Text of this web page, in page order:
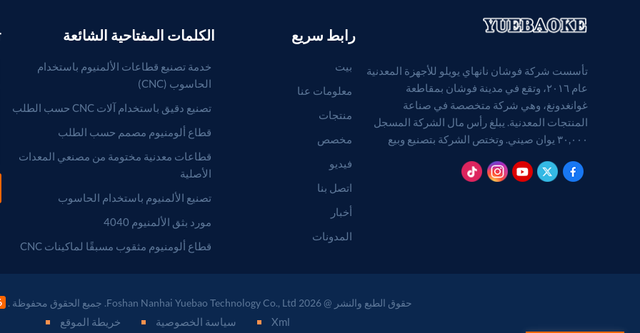
تأسست شركة فوشان نانهاي يويلو للأجهزة المعدنية
عام ٢٠١٦، وتقع في مدينة فوشان بمقاطعة
غوانغدونغ، وهي شركة متخصصة في صناعة
المنتجات المعدنية. يبلغ رأس مال الشركة المسجل
٣٠,٠٠٠ يوان صيني. وتختص الشركة بتصنيع وبيع
موافقة قانونية، لا يجوز ممارسة الأنشطة التجارية إلا
رابط سريع
بيت
معلومات عنا
منتجات
مخصص
فيديو
اتصل بنا
أخبار
المدونات
الكلمات المفتاحية الشائعة
خدمة تصنيع قطاعات الألمنيوم باستخدام
الحاسوب (CNC)
تصنيع دقيق باستخدام آلات CNC حسب الطلب
قطاع ألومنيوم مصمم حسب الطلب
قطاعات معدنية مختومة من مصنعي المعدات
الأصلية
تصنيع الألمنيوم باستخدام الحاسوب
مورد بثق الألمنيوم 4040
قطاع ألومنيوم مثقوب مسبقًا لماكينات CNC
حقوق الطبع والنشر @ 2026 Foshan Nanhai Yuebao Technology Co., Ltd. جميع الحقوق محفوظة .
Xml سياسة الخصوصية خريطة الموقع